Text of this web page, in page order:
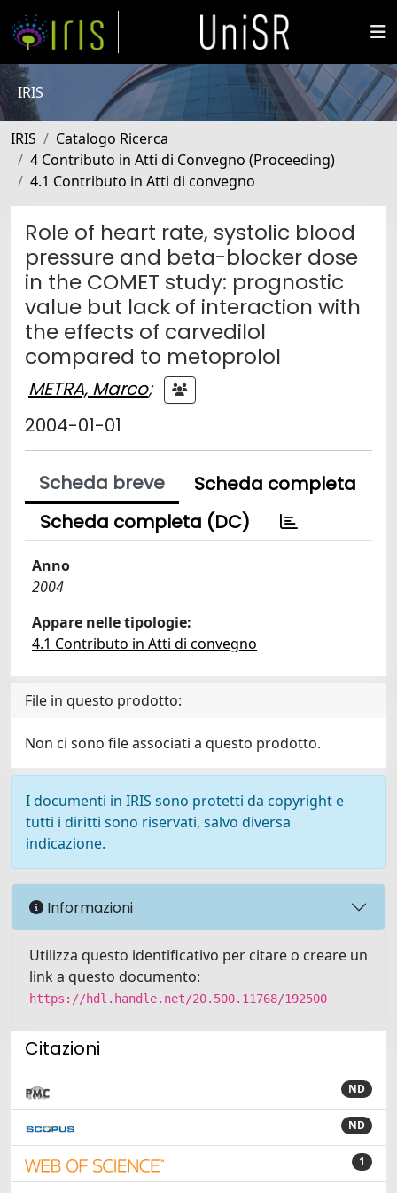
IRIS
IRIS
Catalogo Ricerca
4 Contributo in Atti di Convegno (Proceeding)
4.1 Contributo in Atti di convegno
Role of heart rate, systolic blood
pressure and beta-blocker dose
in the COMET study: prognostic
value but lack of interaction with
the effects of carvedilol
compared to metoprolol
METRA, Marco;
2004-01-01
Scheda breve
Scheda completa
Scheda completa (DC)
Anno
2004
Appare nelle tipologie:
4.1 Contributo in Atti di convegno
File in questo prodotto:
Non ci sono file associati a questo prodotto.
I documenti in IRIS sono protetti da copyright e
tutti i diritti sono riservati, salvo diversa
indicazione.
Informazioni
Utilizza questo identificativo per citare o creare un
link a questo documento:
https://hdl.handle.net/20.500.11768/192500
Citazioni
ND
ND
1